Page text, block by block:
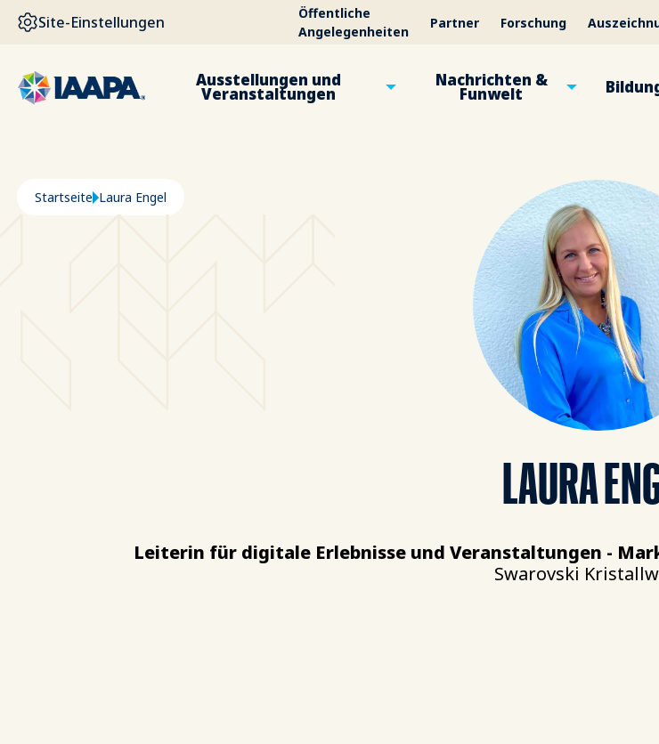
DIREKT ZUM INHALT
Site-Einstellungen
Öffentliche
Angelegenheiten
Partner Forschung
Ausstellungen und
Veranstaltungen
Nachrichten &
Funwelt
Pfadnavigation
Startseite Laura Engel
LAURA
Leiterin für digitale Erlebnisse und Veranstaltungen -
Swarovski